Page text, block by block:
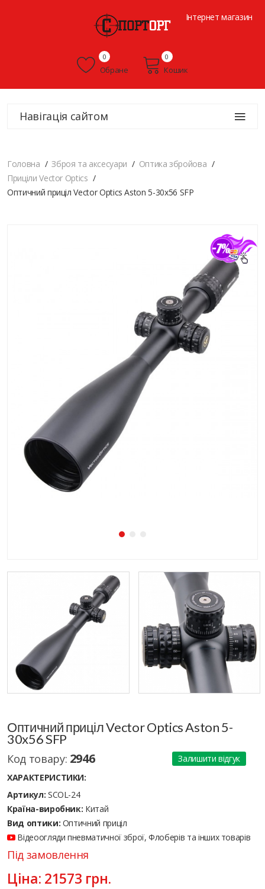
Інтернет магазин
Обране
0
Кошик
0
Навігація сайтом
Головна Зброя та аксесуари
Оптика збройова
Приціли Vector Optics
Оптичний приціл Vector Optics Aston 5-30x56 SFP
Оптичний приціл Vector Optics Aston 5-
30x56 SFP
Код товару: 2946
Залишити відгук
ХАРАКТЕРИСТИКИ:
Артикул: SCOL-24
Країна-виробник: Китай
Вид оптики: Оптичний приціл
Відеоогляди пневматичної зброї, Флоберів та інших товарів
Під замовлення
Ціна: 21573 грн.